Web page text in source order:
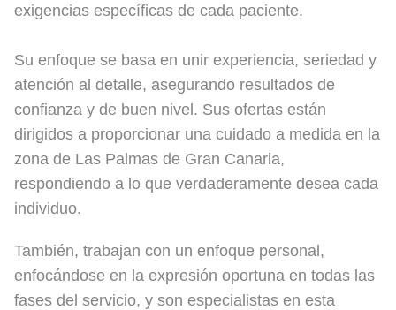
exigencias específicas de cada paciente.
Su enfoque se basa en unir experiencia, seriedad y
atención al detalle, asegurando resultados de
confianza y de buen nivel. Sus ofertas están
dirigidos a proporcionar una cuidado a medida en la
zona de Las Palmas de Gran Canaria,
respondiendo a lo que verdaderamente desea cada
individuo.
También, trabajan con un enfoque personal,
enfocándose en la expresión oportuna en todas las
fases del servicio, y son especialistas en esta